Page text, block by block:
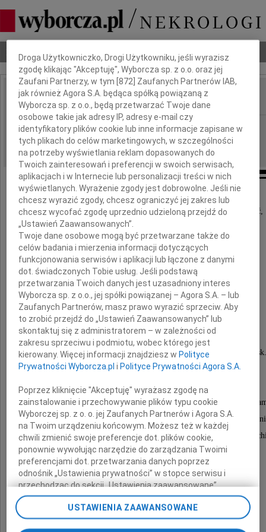
Nekrologi Odeszli Poradnik pogrzebowy
IMIĘ I NAZWISKO:
REGION: Gdańsk
DATA EMISJI: 14.09.2011
Z głębokim smutkiem przyjęliśmy wiadomość,
że 11 września 2011 roku odszedł od nas
Jan Oficjalski
Wieloletni i zasłużony pracownik Lechii Gdańsk.
Zawsze oddany sprawom Klubu,
cieszył się sympatią i szacunkiem
środowiska związanego z Biało-Zielonymi
W latach 70. i 80. był Prezesem sekcji piłkarskiej, a
W minionej dekadzie był też członkiem zarządu OSP
Rodzinie i Bliskim
Dbamy o Twoją prywatność
Droga Użytkowniczko, Drogi Użytkowniku, jeśli wyrazisz
zgodę klikając "Akceptuję", Wyborcza sp. z o.o. oraz jej
Zaufani Partnerzy, w tym [872 ] Zaufanych Partnerów IAB,
jak również Agora S.A. będąca spółką powiązaną z
Wyborcza sp. z o.o., będą przetwarzać Twoje dane
osobowe takie jak adresy IP, adresy e-mail czy
identyfikatory plików cookie lub inne informacje zapisane w
tych plikach do celów marketingowych, w szczególności
na potrzeby wyświetlania reklam dopasowanych do
Twoich zainteresowań i preferencji w swoich serwisach,
aplikacjach i w Internecie lub personalizacji treści w nich
wyświetlanych. Wyrażenie zgody jest dobrowolne. Jeśli nie
chcesz wyrazić zgody, chcesz ograniczyć jej zakres lub
chcesz wycofać zgodę uprzednio udzieloną przejdź do
„Ustawień Zaawansowanych”.
Twoje dane osobowe mogą być przetwarzane także do
celów badania i mierzenia informacji dotyczących
funkcjonowania serwisów i aplikacji lub łączone z danymi
dot. świadczonych Tobie usług. Jeśli podstawą
przetwarzania Twoich danych jest uzasadniony interes
Wyborcza sp. z o.o., jej spółki powiązanej – Agora S.A. – lub
Zaufanych Partnerów, masz prawo wyrazić sprzeciw. Aby
to zrobić przejdź do „Ustawień Zaawansowanych” lub
skontaktuj się z administratorem – w zależności od
zakresu sprzeciwu i podmiotu, wobec którego jest
kierowany. Więcej informacji znajdziesz w Polityce
Prywatności Wyborcza.pl i Polityce Prywatności Agora S.A.
Poprzez kliknięcie "Akceptuję" wyrażasz zgodę na
zainstalowanie i przechowywanie plików typu cookie
Wyborczej sp. z o. o. jej Zaufanych Partnerów i Agora S.A.
na Twoim urządzeniu końcowym. Możesz też w każdej
chwili zmienić swoje preferencje dot. plików cookie,
ponownie wywołując narzędzie do zarządzania Twoimi
preferencjami dot. przetwarzania danych poprzez
odnośnik „Ustawienia prywatności” w stopce serwisu i
przechodząc do sekcji „Ustawienia zaawansowane”.
Zmiana ustawień plików cookie możliwa jest także za
pomocą ustawień przeglądarki.
USTAWIENIA ZAAWANSOWANE